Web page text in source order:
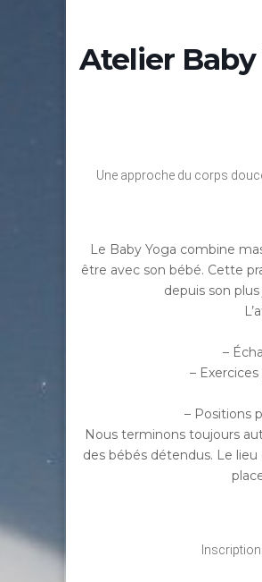
Atelier Baby
Une approche du corps
Le Baby Yoga combine
être avec son bébé. Cette
depuis son
–
–
– Positions
Nous terminons toujours
des bébés détendus. Le